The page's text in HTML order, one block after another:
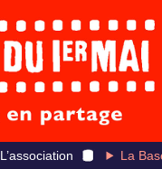
L’association La